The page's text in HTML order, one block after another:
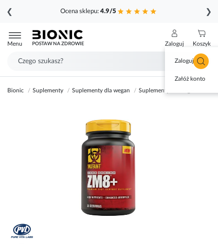
Ocena sklepu: 4.9/5
❮ ❯
do
treści
Menu POSTAW NA ZDROWIE Zaloguj
Zaloguj się
Załóż konto
Koszyk
Bionic Suplementy Suplementy dla wegan Suplementy dla wegetarian
na
początek